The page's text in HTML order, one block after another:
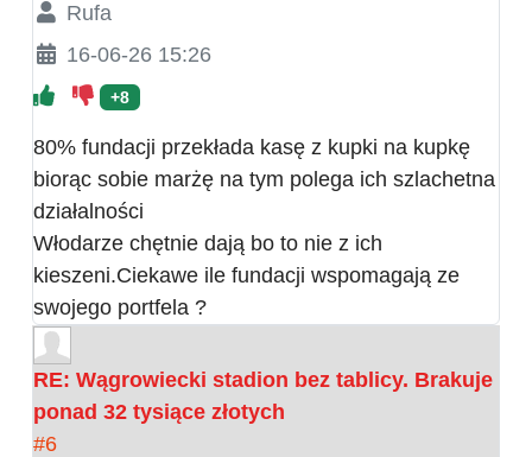
Rufa
16-06-26 15:26
+8
80% fundacji przekłada kasę z kupki na kupkę
biorąc sobie marżę na tym polega ich szlachetna
działalności
Włodarze chętnie dają bo to nie z ich
kieszeni.Ciekawe ile fundacji wspomagają ze
swojego portfela ?
RE: Wągrowiecki stadion bez tablicy. Brakuje
ponad 32 tysiące złotych
#6